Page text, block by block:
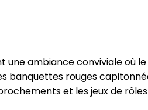
ambiance conviviale où
banquettes rouges
et les jeux de